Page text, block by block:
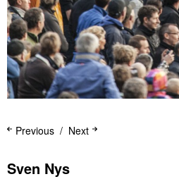
Next
Previous
Sven Nys